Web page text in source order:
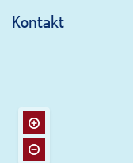
Kontakt